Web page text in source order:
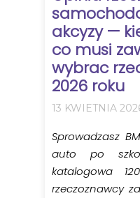
akcyzy —
co musi
wybrac
2026 roku
13 KWIETNIA
Sprowadzasz
auto po
katalogowa
rzeczoznawcy